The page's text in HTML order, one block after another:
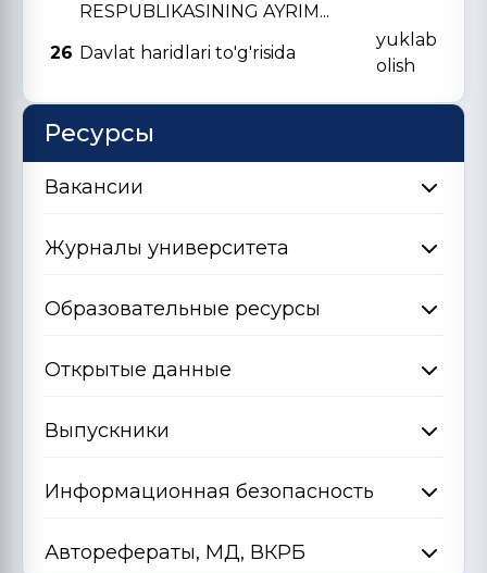
RЕSPUBLIKASINING AYRIM...
26 Davlat haridlari to'g'risida
yuklab
olish
Ресурсы
Вакансии
Журналы университета
Образовательные ресурсы
Открытые данные
Выпускники
Информационная безопасность
Авторефераты, МД, ВКРБ